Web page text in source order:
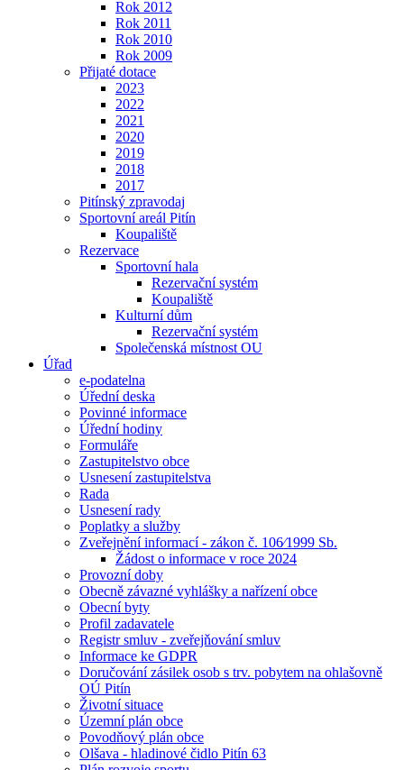
Rok 2012
Rok 2011
Rok 2010
Rok 2009
Přijaté dotace
2023
2022
2021
2020
2019
2018
2017
Pitínský zpravodaj
Sportovní areál Pitín
Koupaliště
Rezervace
Sportovní hala
Rezervační systém
Koupaliště
Kulturní dům
Rezervační systém
Společenská místnost OU
Úřad
e-podatelna
Úřední deska
Povinné informace
Úřední hodiny
Formuláře
Zastupitelstvo obce
Usnesení zastupitelstva
Rada
Usnesení rady
Poplatky a služby
Zveřejnění informací - zákon č. 106⁄1999 Sb.
Žádost o informace v roce 2024
Provozní doby
Obecně závazné vyhlášky a nařízení obce
Obecní byty
Profil zadavatele
Registr smluv - zveřejňování smluv
Informace ke GDPR
Doručování zásilek osob s trv. pobytem na ohlašovně
OÚ Pitín
Životní situace
Územní plán obce
Povodňový plán obce
Olšava - hladinové čidlo Pitín 63